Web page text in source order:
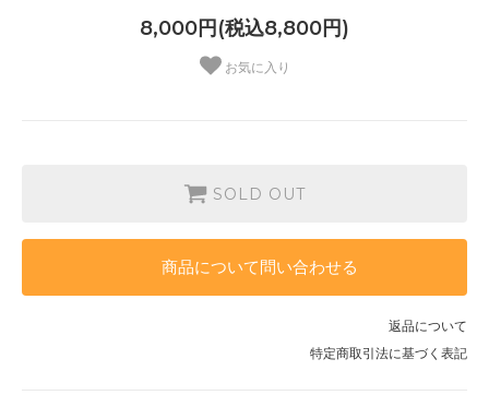
8,000円(税込8,800円)
お気に入り
SOLD OUT
商品について問い合わせる
返品について
特定商取引法に基づく表記